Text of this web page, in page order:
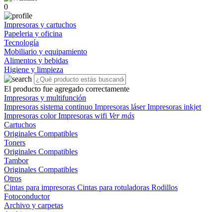
0
Impresoras y cartuchos
Papeleria y oficina
Tecnología
Mobiliario y equipamiento
Alimentos y bebidas
Higiene y limpieza
El producto fue agregado correctamente
Impresoras y multifunción
Impresoras sistema continuo Impresoras láserImpresoras inkjet
Impresoras colorImpresoras wifi Ver más
Cartuchos
Originales Compatibles
Toners
Originales Compatibles
Tambor
Originales Compatibles
Otros
Cintas para impresoras Cintas para rotuladoras Rodillos
Fotoconductor
Archivo y carpetas